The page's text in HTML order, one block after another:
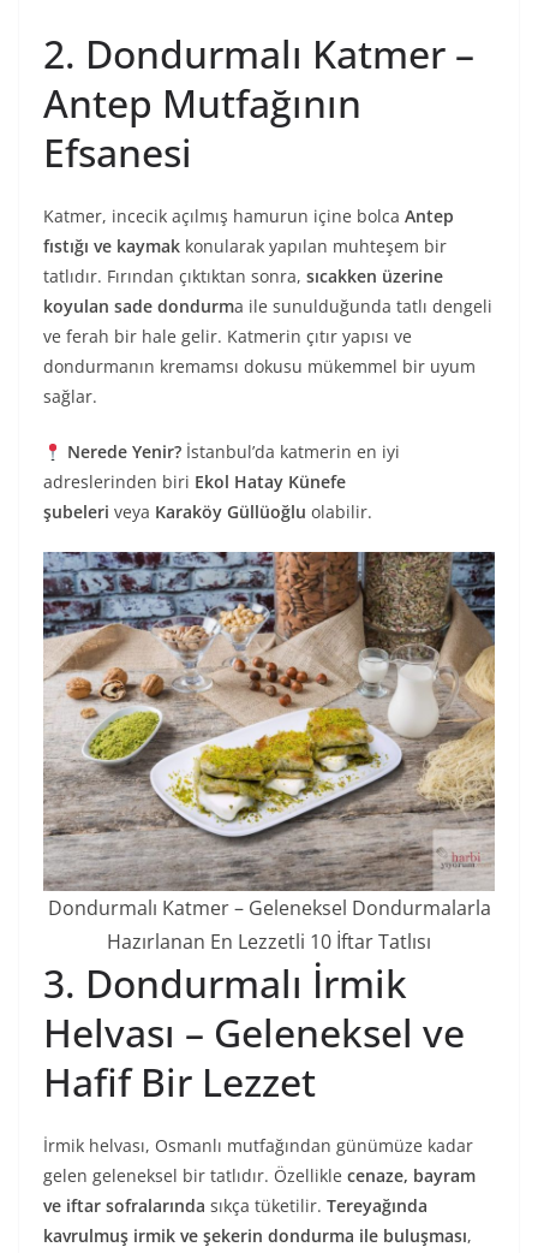
2. Dondurmalı Katmer –
Antep Mutfağının
Efsanesi
Katmer, incecik açılmış hamurun içine bolca Antep
fıstığı ve kaymak konularak yapılan muhteşem bir
tatlıdır. Fırından çıktıktan sonra, sıcakken üzerine
koyulan sade dondurma ile sunulduğunda tatlı dengeli
ve ferah bir hale gelir. Katmerin çıtır yapısı ve
dondurmanın kremamsı dokusu mükemmel bir uyum
sağlar.
Nerede Yenir?İstanbul’da katmerin en iyi
adreslerinden biri Ekol Hatay Künefe
şubeleri veya Karaköy Güllüoğlu olabilir.
Dondurmalı Katmer – Geleneksel Dondurmalarla
Hazırlanan En Lezzetli 10 İftar Tatlısı
3. Dondurmalı İrmik
Helvası – Geleneksel ve
Hafif Bir Lezzet
İrmik helvası, Osmanlı mutfağından günümüze kadar
gelen geleneksel bir tatlıdır. Özellikle cenaze, bayram
ve iftar sofralarında sıkça tüketilir. Tereyağında
kavrulmuş irmik ve şekerin dondurma ile buluşması,